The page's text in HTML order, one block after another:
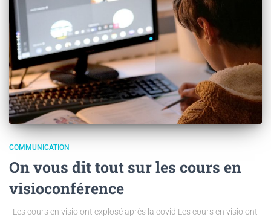
COMMUNICATION
On vous dit tout sur les cours en
visioconférence
Les cours en visio ont explosé après la covid Les cours en visio ont